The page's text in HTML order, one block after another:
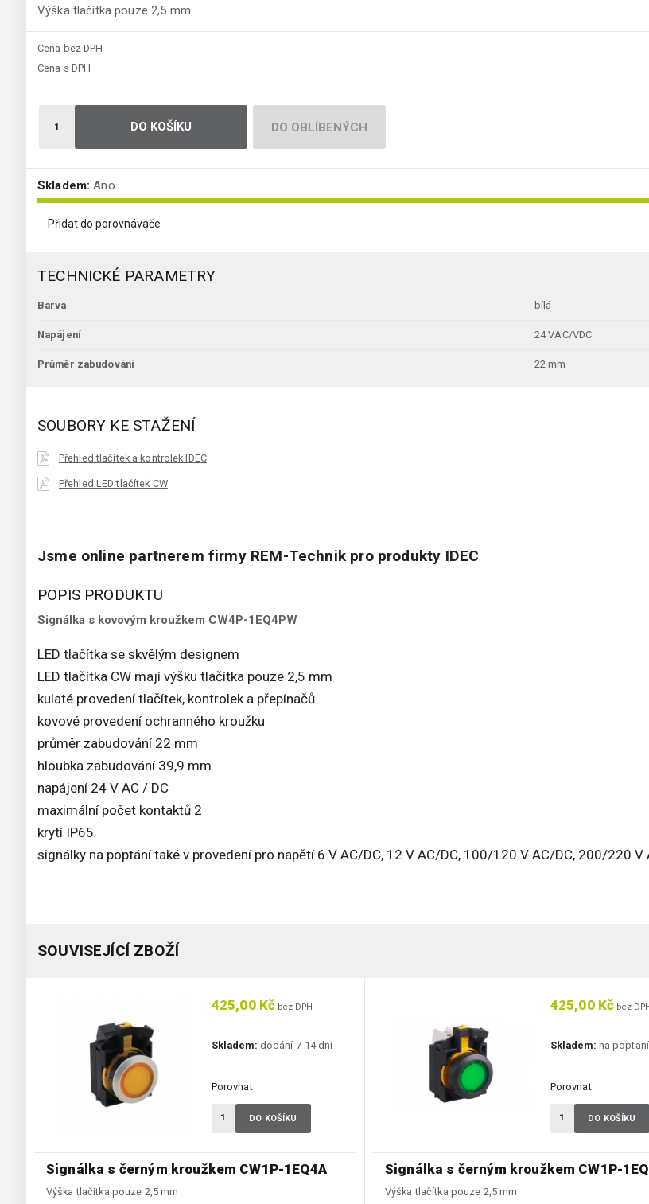
Výška tlačítka pouze 2,5 mm
Cena bez DPH
Cena s DPH
DO KOŠÍKU DO OBLÍBENÝCH
Skladem: Ano
Přidat do porovnávače
TECHNICKÉ PARAMETRY
Barva bílá
Napájení 24 VAC/VDC
Průměr zabudování 22 mm
SOUBORY KE STAŽENÍ
Přehled tlačítek a kontrolek IDEC
Přehled LED tlačítek CW
Jsme online partnerem firmy REM-Technik pro produkty IDEC
POPIS PRODUKTU
Signálka s kovovým kroužkem CW4P-1EQ4PW
LED tlačítka se skvělým designem
LED tlačítka CW mají výšku tlačítka pouze 2,5 mm
kulaté provedení tlačítek, kontrolek a přepínačů
kovové provedení ochranného kroužku
průměr zabudování 22 mm
hloubka zabudování 39,9 mm
napájení 24 V AC / DC
maximální počet kontaktů 2
krytí IP65
signálky na poptání také v provedení pro napětí 6 V AC/DC, 12 V AC/DC, 100/120 V AC/DC, 200/220
SOUVISEJÍCÍ ZBOŽÍ
Signálka s černým kroužkem CW1P-1EQ4A
Výška tlačítka pouze 2,5 mm
425,00 Kč bez DPH
Skladem: dodání 7-14 dní
Porovnat
DO KOŠÍKU
Signálka s černým kroužkem CW1P-
Výška tlačítka pouze 2,5 mm
425,00 Kč bez DPH
Skladem: na poptání
Porovnat
DO KOŠÍKU